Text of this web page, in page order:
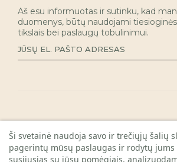
Aš esu informuotas ir sutinku, kad
duomenys, būtų naudojami
tikslais bei paslaugų tobulinimui.
KAUNO PARDUOTUVĖ
Ši svetainė naudoja savo ir trečiųjų šalių
pagerintų mūsų paslaugas ir rodytų jums
susijusias su jūsų pomėgiais,